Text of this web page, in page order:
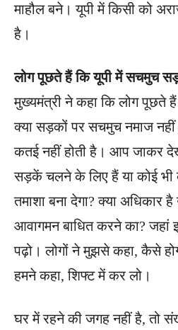
माहौल बने। यूपी में किसी को
है।
लोग पूछते हैं कि यूपी में सचमुच
मुख्यमंत्री ने कहा कि लोग पूछते
क्या सड़कों पर सचमुच नमाज नहीं
कतई नहीं होती है। आप जाकर
सड़कें चलने के लिए हैं या कोई भी
तमाशा बना देगा? क्या
आवागमन बाधित करने का? जहां
पढ़ो। लोगों ने मुझसे कहा, कैसे
हमने कहा, शिफ्ट में कर लो।
घर में रहने की जगह नहीं है, तो